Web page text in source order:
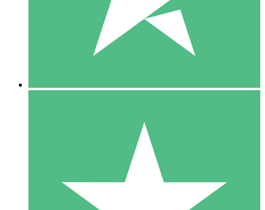
1000
10 Downloads
20 00